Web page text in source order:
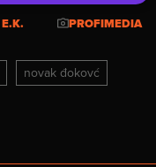
E.K. PROFIMEDIA
novak đokovć